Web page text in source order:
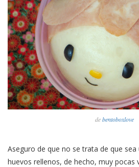
debentoboxlove
Aseguro de que no se trata de que
huevos rellenos, de hecho, muy pocas